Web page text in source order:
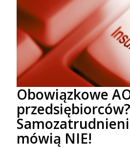
Obowiązkowe
przedsiębiorców?
Samozatrudnieni
mówią NIE!